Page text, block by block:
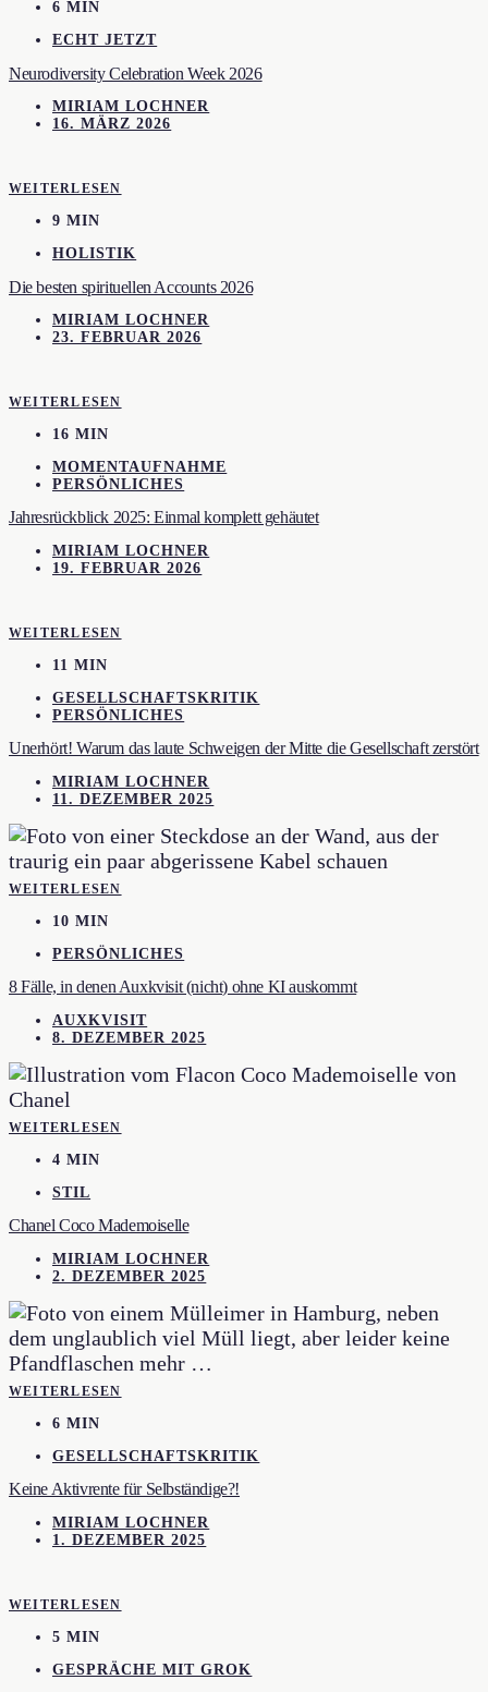
6 MIN
ECHT JETZT
Neurodiversity Celebration Week 2026
MIRIAM LOCHNER
16. MÄRZ 2026
WEITERLESEN
9 MIN
HOLISTIK
Die besten spirituellen Accounts 2026
MIRIAM LOCHNER
23. FEBRUAR 2026
WEITERLESEN
16 MIN
MOMENTAUFNAHME
PERSÖNLICHES
Jahresrückblick 2025: Einmal komplett gehäutet
MIRIAM LOCHNER
19. FEBRUAR 2026
WEITERLESEN
11 MIN
GESELLSCHAFTSKRITIK
PERSÖNLICHES
Unerhört! Warum das laute Schweigen der Mitte die Gesellschaft zerstört
MIRIAM LOCHNER
11. DEZEMBER 2025
WEITERLESEN
10 MIN
PERSÖNLICHES
8 Fälle, in denen Auxkvisit (nicht) ohne KI auskommt
AUXKVISIT
8. DEZEMBER 2025
WEITERLESEN
4 MIN
STIL
Chanel Coco Mademoiselle
MIRIAM LOCHNER
2. DEZEMBER 2025
WEITERLESEN
6 MIN
GESELLSCHAFTSKRITIK
Keine Aktivrente für Selbständige?!
MIRIAM LOCHNER
1. DEZEMBER 2025
WEITERLESEN
5 MIN
GESPRÄCHE MIT GROK